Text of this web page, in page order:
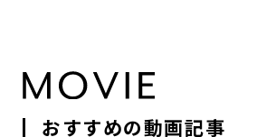
おすすめの動画記事